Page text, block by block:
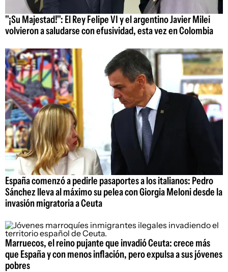
"¡Su Majestad!": El Rey Felipe VI y el argentino Javier Milei
volvieron a saludarse con efusividad, esta vez en Colombia
España comenzó a pedirle pasaportes a los italianos: Pedro
Sánchez lleva al máximo su pelea con Giorgia Meloni desde la
invasión migratoria a Ceuta
Marruecos, el reino pujante que invadió Ceuta: crece más
que España y con menos inflación, pero expulsa a sus jóvenes
pobres